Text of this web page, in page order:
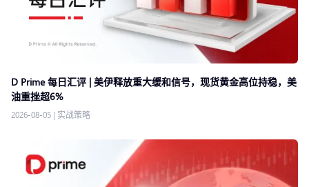
D Prime 每日汇评 | 美伊释放重大缓和信号，现货黄金高位持稳，美
油重挫超6%
2026-08-05 | 实战策略